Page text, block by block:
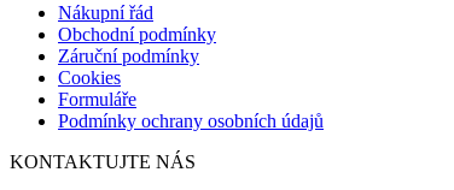
Nákupní řád
Obchodní podmínky
Záruční podmínky
Cookies
Formuláře
Podmínky ochrany osobních údajů
KONTAKTUJTE NÁS